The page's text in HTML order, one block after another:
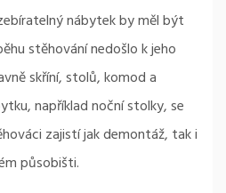
nábytek by měl být
stěhování nedošlo k jeho
skříní, stolů, komod a
například noční stolky, se
zajistí jak demontáž, tak i
působišti.